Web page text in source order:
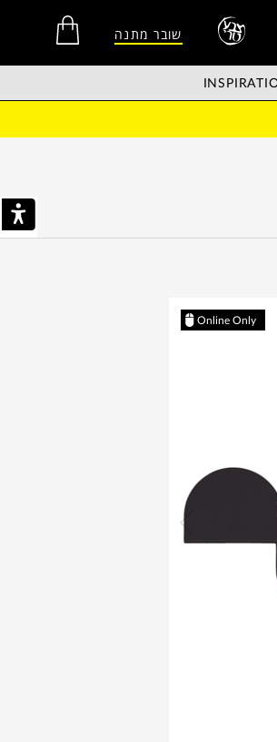
שובר מתנה
Online Only